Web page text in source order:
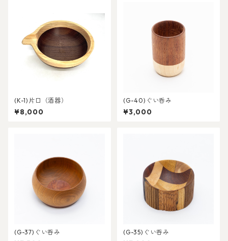
(K-1)片口（酒器）
¥8,000
(G-40)ぐい呑み
¥3,000
(G-37)ぐい呑み (G-35)ぐい呑み